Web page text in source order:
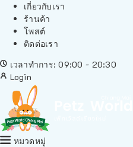
เกี่ยวกับเรา
ร้านค้า
โพสต์
ติดต่อเรา
เวลาทำการ: 09:00 - 20:30
Login
หมวดหมู่